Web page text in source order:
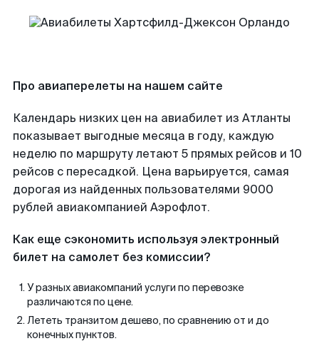
Про авиаперелеты на нашем сайте
Календарь низких цен на авиабилет из Атланты
показывает выгодные месяца в году, каждую
неделю по маршруту летают 5 прямых рейсов и 10
рейсов с пересадкой. Цена варьируется, самая
дорогая из найденных пользователями 9000
рублей авиакомпанией Аэрофлот.
Как еще сэкономить используя электронный
билет на самолет без комиссии?
У разных авиакомпаний услуги по перевозке
различаются по цене.
Лететь транзитом дешево, по сравнению от и до
конечных пунктов.